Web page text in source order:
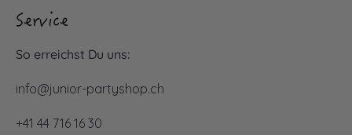
Service
So erreichst Du uns:
info@junior-partyshop.ch
+41 44 716 16 30